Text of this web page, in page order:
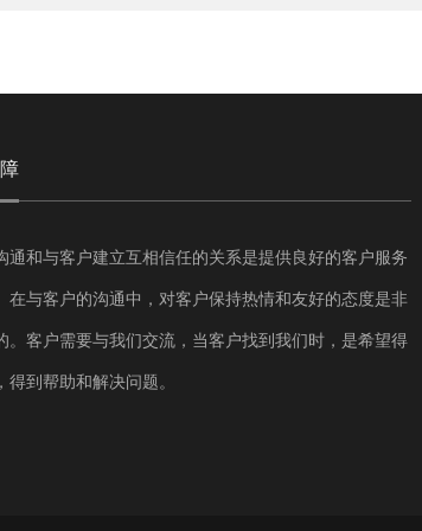
通和与客户建立互相信任的关系是提供良好的客户服务
在与客户的沟通中，对客户保持热情和友好的态度是非
。客户需要与我们交流，当客户找到我们时，是希望得
得到帮助和解决问题。